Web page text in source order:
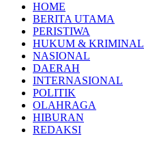
HOME
BERITA UTAMA
PERISTIWA
HUKUM & KRIMINAL
NASIONAL
DAERAH
INTERNASIONAL
POLITIK
OLAHRAGA
HIBURAN
REDAKSI